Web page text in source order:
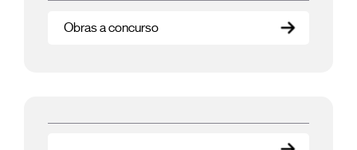
Obras a concurso